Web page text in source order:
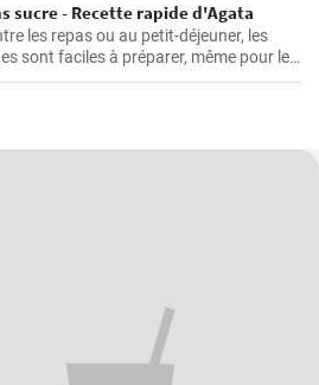
sucre - Recette rapide d'Agata
les repas ou au petit-déjeuner, les
sont faciles à préparer, même pour le
Ils sont délicieux, faciles à préparer et
ajouté.